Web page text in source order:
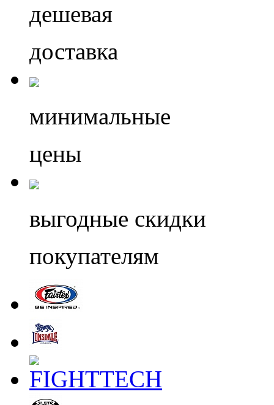
дешевая
доставка
минимальные
цены
выгодные скидки
покупателям